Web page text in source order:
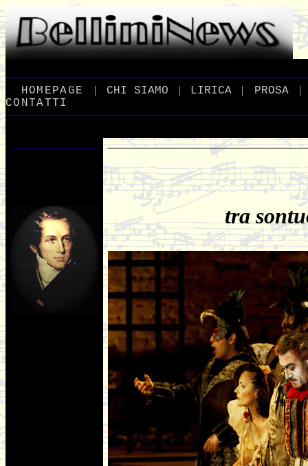
HOMEPAGE | CHI _SIAMO | LIRICA | PROSA_ |
CONTATTI
tra